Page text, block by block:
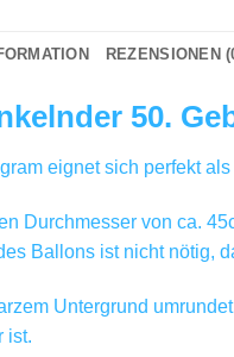
REZENSIONEN
50.
eignet sich perfekt
Durchmesser von ca.
Ballons ist nicht nötig,
Untergrund
ist.